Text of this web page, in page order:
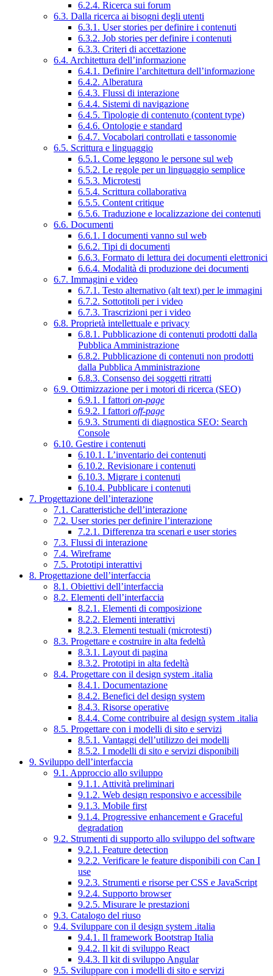
6.2.4. Ricerca sui forum
6.3. Dalla ricerca ai bisogni degli utenti
6.3.1. User stories per definire i contenuti
6.3.2. Job stories per definire i contenuti
6.3.3. Criteri di accettazione
6.4. Architettura dell’informazione
6.4.1. Definire l’architettura dell’informazione
6.4.2. Alberatura
6.4.3. Flussi di interazione
6.4.4. Sistemi di navigazione
6.4.5. Tipologie di contenuto (content type)
6.4.6. Ontologie e standard
6.4.7. Vocabolari controllati e tassonomie
6.5. Scrittura e linguaggio
6.5.1. Come leggono le persone sul web
6.5.2. Le regole per un linguaggio semplice
6.5.3. Microtesti
6.5.4. Scrittura collaborativa
6.5.5. Content critique
6.5.6. Traduzione e localizzazione dei contenuti
6.6. Documenti
6.6.1. I documenti vanno sul web
6.6.2. Tipi di documenti
6.6.3. Formato di lettura dei documenti elettronici
6.6.4. Modalità di produzione dei documenti
6.7. Immagini e video
6.7.1. Testo alternativo (alt text) per le immagini
6.7.2. Sottotitoli per i video
6.7.3. Trascrizioni per i video
6.8. Proprietà intellettuale e privacy
6.8.1. Pubblicazione di contenuti prodotti dalla
Pubblica Amministrazione
6.8.2. Pubblicazione di contenuti non prodotti
dalla Pubblica Amministrazione
6.8.3. Consenso dei soggetti ritratti
6.9. Ottimizzazione per i motori di ricerca (SEO)
6.9.1. I fattori on-page
6.9.2. I fattori off-page
6.9.3. Strumenti di diagnostica SEO: Search
Console
6.10. Gestire i contenuti
6.10.1. L’inventario dei contenuti
6.10.2. Revisionare i contenuti
6.10.3. Migrare i contenuti
6.10.4. Pubblicare i contenuti
7. Progettazione dell’interazione
7.1. Caratteristiche dell’interazione
7.2. User stories per definire l’interazione
7.2.1. Differenza tra scenari e user stories
7.3. Flussi di interazione
7.4. Wireframe
7.5. Prototipi interattivi
8. Progettazione dell’interfaccia
8.1. Obiettivi dell’interfaccia
8.2. Elementi dell’interfaccia
8.2.1. Elementi di composizione
8.2.2. Elementi interattivi
8.2.3. Elementi testuali (microtesti)
8.3. Progettare e costruire in alta fedeltà
8.3.1. Layout di pagina
8.3.2. Prototipi in alta fedeltà
8.4. Progettare con il design system .italia
8.4.1. Documentazione
8.4.2. Benefici del design system
8.4.3. Risorse operative
8.4.4. Come contribuire al design system .italia
8.5. Progettare con i modelli di sito e servizi
8.5.1. Vantaggi dell’utilizzo dei modelli
8.5.2. I modelli di sito e servizi disponibili
9. Sviluppo dell’interfaccia
9.1. Approccio allo sviluppo
9.1.1. Attività preliminari
9.1.2. Web design responsivo e accessibile
9.1.3. Mobile first
9.1.4. Progressive enhancement e Graceful
degradation
9.2. Strumenti di supporto allo sviluppo del software
9.2.1. Feature detection
9.2.2. Verificare le feature disponibili con Can I
use
9.2.3. Strumenti e risorse per CSS e JavaScript
9.2.4. Supporto browser
9.2.5. Misurare le prestazioni
9.3. Catalogo del riuso
9.4. Sviluppare con il design system .italia
9.4.1. Il framework Bootstrap Italia
9.4.2. Il kit di sviluppo React
9.4.3. Il kit di sviluppo Angular
9.5. Sviluppare con i modelli di sito e servizi